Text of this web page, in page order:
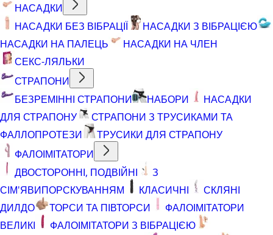
НАСАДКИ
НАСАДКИ БЕЗ ВІБРАЦІЇ
НАСАДКИ З ВІБРАЦІЄЮ
НАСАДКИ НА ПАЛЕЦЬ
НАСАДКИ НА ЧЛЕН
СЕКС-ЛЯЛЬКИ
СТРАПОНИ
БЕЗРЕМІННІ СТРАПОНИ
НАБОРИ
НАСАДКИ
ДЛЯ СТРАПОНУ
СТРАПОНИ З ТРУСИКАМИ ТА
ФАЛЛОПРОТЕЗИ
ТРУСИКИ ДЛЯ СТРАПОНУ
ФАЛОІМІТАТОРИ
ДВОСТОРОННІ, ПОДВІЙНІ
З
СІМ'ЯВИПОРСКУВАННЯМ
КЛАСИЧНІ
СКЛЯНІ
ДИЛДО
ТОРСИ ТА ПІВТОРСИ
ФАЛОІМІТАТОРИ
ВЕЛИКІ
ФАЛОІМІТАТОРИ З ВІБРАЦІЄЮ